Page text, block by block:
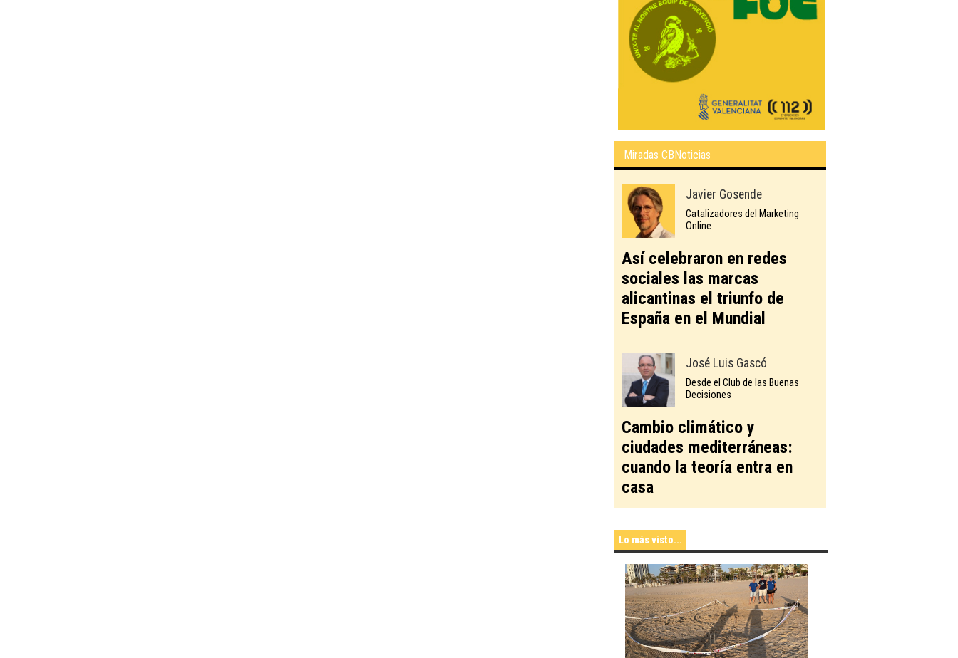
Miradas CBNoticias
Javier Gosende
Catalizadores del Marketing
Online
Así celebraron en redes
sociales las marcas
alicantinas el triunfo de
España en el Mundial
José Luis Gascó
Desde el Club de las Buenas
Decisiones
Cambio climático y
ciudades mediterráneas:
cuando la teoría entra en
casa
Lo más visto...